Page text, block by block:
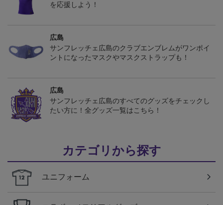
を応援しよう！
広島
サンフレッチェ広島のクラブエンブレムがワンポイ
ントになったマスクやマスクストラップも！
広島
サンフレッチェ広島のすべてのグッズをチェックし
たい方に！全グッズ一覧はこちら！
カテゴリから探す
ユニフォーム